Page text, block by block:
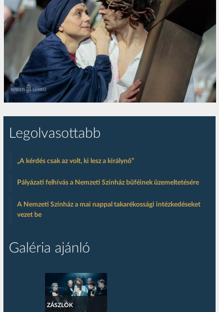
Legolvasottabb
„A kérdés csak az volt, ki lesz a királynő”
Pályázati felhívás a Nemzeti Színház büféinek üzemeltetésére
A Nemzeti Színház a mai nappal takarékossági intézkedéseket
vezet be
Galéria ajánló
ZÁSZLÓK